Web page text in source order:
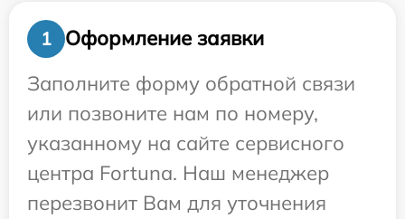
1
Оформление заявки
Заполните форму обратной связи
или позвоните нам по номеру,
указанному на сайте сервисного
центра Fortuna. Наш менеджер
перезвонит Вам для уточнения